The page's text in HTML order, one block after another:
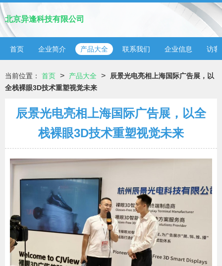
北京异逢科技有限公司
首页 企业简介 产品大全 联系我们 企业信息 访客
当前位置： 首页 > 产品大全 >
辰景光电亮相上海国际广告展，以
全栈裸眼3D技术重塑视觉未来
辰景光电亮相上海国际广告展，以全
栈裸眼3D技术重塑视觉未来